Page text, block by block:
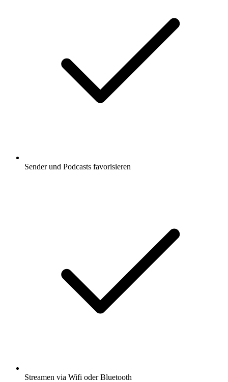
Sender und Podcasts favorisieren
Streamen via Wifi oder Bluetooth